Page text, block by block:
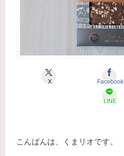
X Facebook
LINE
こんばんは、くまリオです。